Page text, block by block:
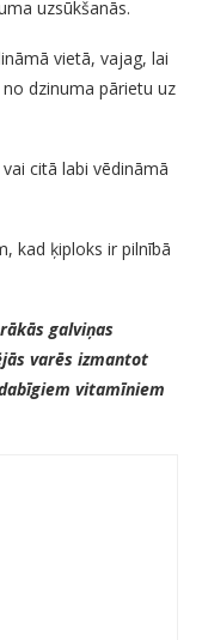
uzsūkšanās.
vietā, vajag, lai
dzinuma pārietu uz
citā labi vēdināmā
kad ķiploks ir pilnībā
galviņas
varēs izmantot
vitamīniem